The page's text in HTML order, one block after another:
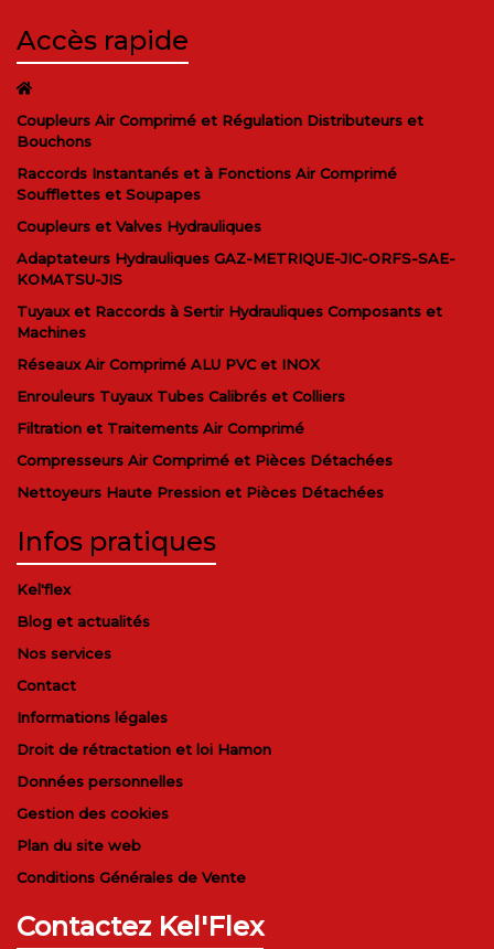
Accès rapide
Coupleurs Air Comprimé et Régulation Distributeurs et
Bouchons
Raccords Instantanés et à Fonctions Air Comprimé
Soufflettes et Soupapes
Coupleurs et Valves Hydrauliques
Adaptateurs Hydrauliques GAZ-METRIQUE-JIC-ORFS-SAE-
KOMATSU-JIS
Tuyaux et Raccords à Sertir Hydrauliques Composants et
Machines
Réseaux Air Comprimé ALU PVC et INOX
Enrouleurs Tuyaux Tubes Calibrés et Colliers
Filtration et Traitements Air Comprimé
Compresseurs Air Comprimé et Pièces Détachées
Nettoyeurs Haute Pression et Pièces Détachées
Infos pratiques
Kel'flex
Blog et actualités
Nos services
Contact
Informations légales
Droit de rétractation et loi Hamon
Données personnelles
Gestion des cookies
Plan du site web
Conditions Générales de Vente
Contactez Kel'Flex